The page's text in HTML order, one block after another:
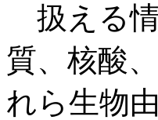
扱える
質、核酸
れら生物